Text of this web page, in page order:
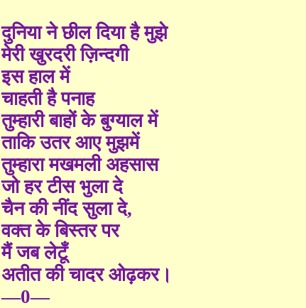
दुनिया ने छील दिया है मुझे
मेरी खुरदरी ज़िन्दगी
इस हाल में
चाहती है पनाह
तुम्हारी बाहों के बुग्याल में
ताकि उतर आए मुझमें
तुम्हारा मखमली अहसास
जो हर टीस भुला दे
चैन की नींद सुला दे,
वक्त के बिस्तर पर
मैं जब लेटूँ
अतीत की चादर ओढ़कर।
—0—